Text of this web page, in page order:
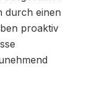
durch einen
proaktiv